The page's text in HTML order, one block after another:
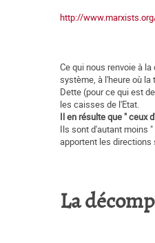
http://
Ce qui nous renvoie à
système, à l'heure où
Dette (pour ce qui est
les caisses de l'Etat.
Il en résulte que " ceux
Ils sont d'autant moins
apportent les directions
La